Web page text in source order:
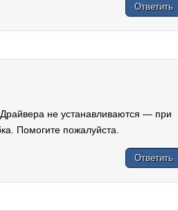
Ответить
не устанавливаются — при
Помогите пожалуйста.
Ответить